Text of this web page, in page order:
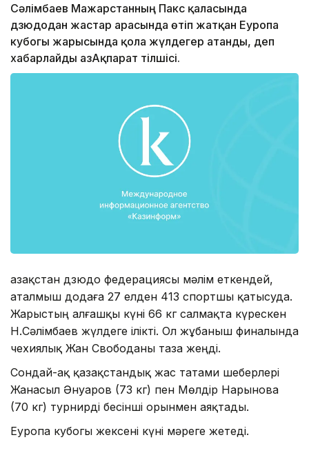
Сәлімбаев Мажарстанның Пакс қаласында
дзюдодан жастар арасында өтіп жатқан Еуропа
кубогы жарысында қола жүлдегер атанды, деп
хабарлайды ҚазАқпарат тілшісі.
Қазақстан дзюдо федерациясы мәлім еткендей,
аталмыш додаға 27 елден 413 спортшы қатысуда.
Жарыстың алғашқы күні 66 кг салмақта күрескен
Н.Сәлімбаев жүлдеге ілікті. Ол жұбаныш финалында
чехиялық Жан Свободаны таза жеңді.
Сондай-ақ қазақстандық жас татами шеберлері
Жанасыл Әнуаров (73 кг) пен Мөлдір Нарынова
(70 кг) турнирді бесінші орынмен аяқтады.
Еуропа кубогы жексені күні мәреге жетеді.